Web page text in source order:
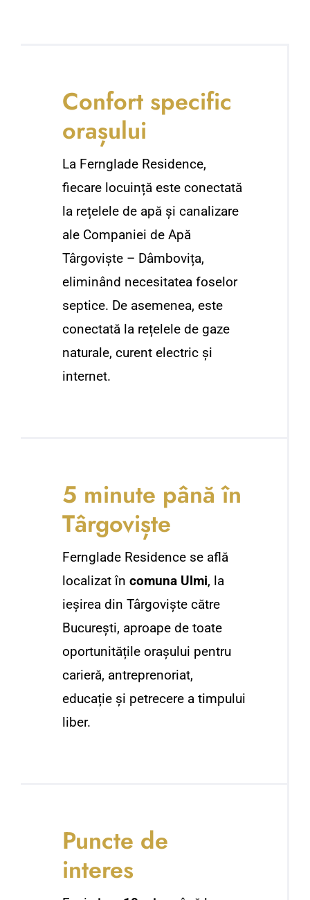
Confort specific
orașului
La Fernglade Residence,
fiecare locuință este conectată
la rețelele de apă și canalizare
ale Companiei de Apă
Târgoviște – Dâmbovița,
eliminând necesitatea foselor
septice. De asemenea, este
conectată la rețelele de gaze
naturale, curent electric și
internet.
5 minute până în
Târgoviște
Fernglade Residence se află
localizat în comuna Ulmi, la
ieșirea din Târgoviște către
București, aproape de toate
oportunitățile orașului pentru
carieră, antreprenoriat,
educație și petrecere a timpului
liber.
Puncte de
interes